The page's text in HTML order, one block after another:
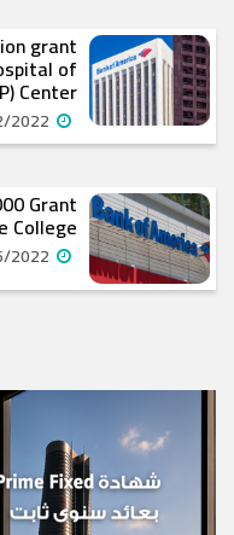
grant
of
Center
Grant
College